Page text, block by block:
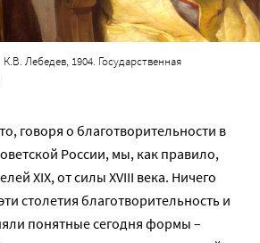
Лебедев, 1904. Государственная
говоря о благотворительности в
России, мы, как правило,
XIX, от силы XVIII века. Ничего
столетия благотворительность и
понятные сегодня формы –